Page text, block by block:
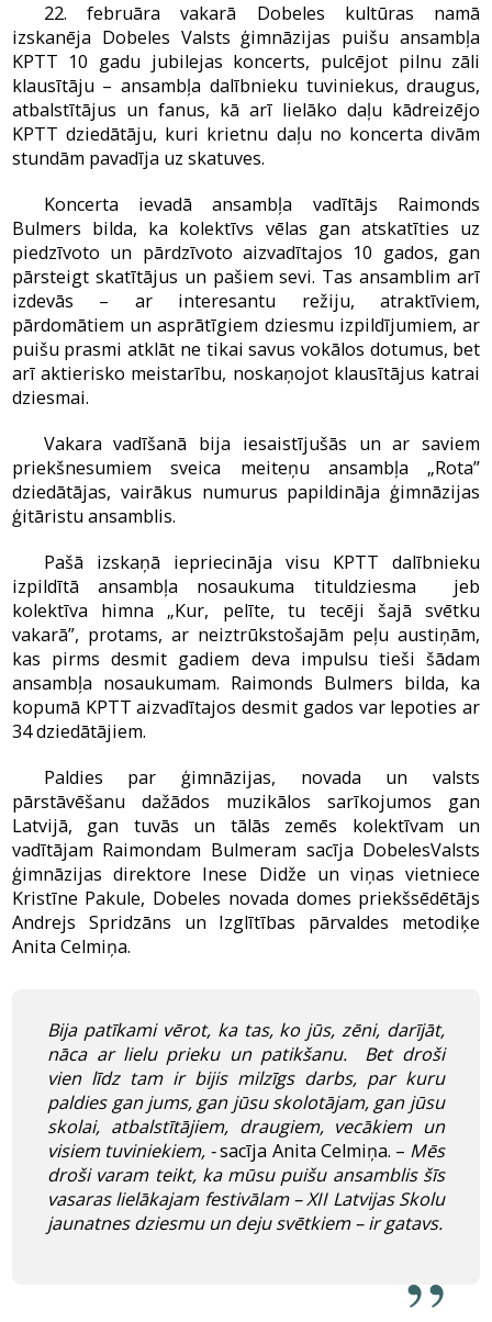
22. februāra vakarā Dobeles kultūras namā
izskanēja Dobeles Valsts ģimnāzijas puišu ansambļa
KPTT 10 gadu jubilejas koncerts, pulcējot pilnu zāli
klausītāju – ansambļa dalībnieku tuviniekus, draugus,
atbalstītājus un fanus, kā arī lielāko daļu kādreizējo
KPTT dziedātāju, kuri krietnu daļu no koncerta divām
stundām pavadīja uz skatuves.
Koncerta ievadā ansambļa vadītājs Raimonds
Bulmers bilda, ka kolektīvs vēlas gan atskatīties uz
piedzīvoto un pārdzīvoto aizvadītajos 10 gados, gan
pārsteigt skatītājus un pašiem sevi. Tas ansamblim arī
izdevās – ar interesantu režiju, atraktīviem,
pārdomātiem un asprātīgiem dziesmu izpildījumiem, ar
puišu prasmi atklāt ne tikai savus vokālos dotumus, bet
arī aktierisko meistarību, noskaņojot klausītājus katrai
dziesmai.
Vakara vadīšanā bija iesaistījušās un ar saviem
priekšnesumiem sveica meiteņu ansambļa „Rota”
dziedātājas, vairākus numurus papildināja ģimnāzijas
ģitāristu ansamblis.
Pašā izskaņā iepriecināja visu KPTT dalībnieku
izpildītā ansambļa nosaukuma tituldziesma jeb
kolektīva himna „Kur, pelīte, tu tecēji šajā svētku
vakarā”, protams, ar neiztrūkstošajām peļu austiņām,
kas pirms desmit gadiem deva impulsu tieši šādam
ansambļa nosaukumam. Raimonds Bulmers bilda, ka
kopumā KPTT aizvadītajos desmit gados var lepoties ar
34 dziedātājiem.
Paldies par ģimnāzijas, novada un valsts
pārstāvēšanu dažādos muzikālos sarīkojumos gan
Latvijā, gan tuvās un tālās zemēs kolektīvam un
vadītājam Raimondam Bulmeram sacīja DobelesValsts
ģimnāzijas direktore Inese Didže un viņas vietniece
Kristīne Pakule, Dobeles novada domes priekšsēdētājs
Andrejs Spridzāns un Izglītības pārvaldes metodiķe
Anita Celmiņa.
Bija patīkami vērot, ka tas, ko jūs, zēni, darījāt,
nāca ar lielu prieku un patikšanu. Bet droši
vien līdz tam ir bijis milzīgs darbs, par kuru
paldies gan jums, gan jūsu skolotājam, gan jūsu
skolai, atbalstītājiem, draugiem, vecākiem un
visiem tuviniekiem, -sacīja Anita Celmiņa. – Mēs
droši varam teikt, ka mūsu puišu ansamblis šīs
vasaras lielākajam festivālam – XII Latvijas Skolu
jaunatnes dziesmu un deju svētkiem – ir gatavs.